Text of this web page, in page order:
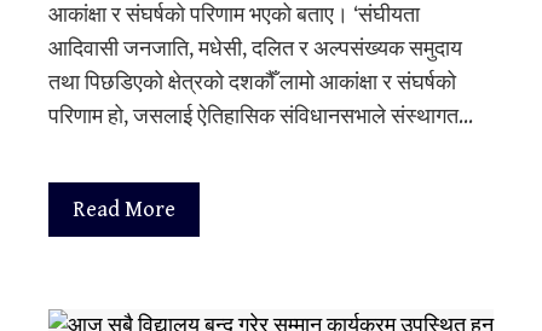
आकांक्षा र संघर्षको परिणाम भएको बताए। ‘संघीयता
आदिवासी जनजाति, मधेसी, दलित र अल्पसंख्यक समुदाय
तथा पिछडिएको क्षेत्रको दशकौँ लामो आकांक्षा र संघर्षको
परिणाम हो, जसलाई ऐतिहासिक संविधानसभाले संस्थागत…
Read More